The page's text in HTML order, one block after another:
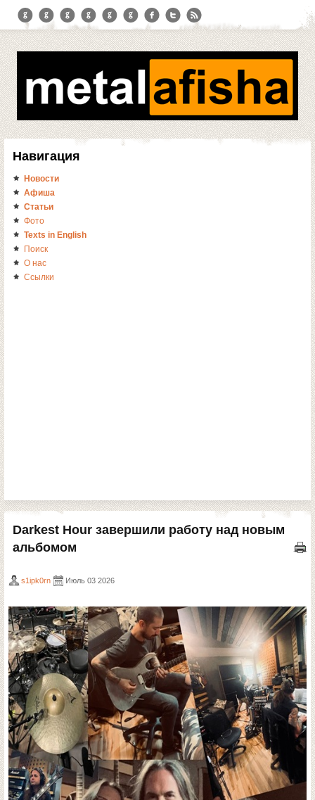
Навигация
Новости
Афиша
Статьи
Фото
Texts in English
Поиск
О нас
Ссылки
Darkest Hour завершили работу над новым
альбомом
s1ipk0rn Июль 03 2026